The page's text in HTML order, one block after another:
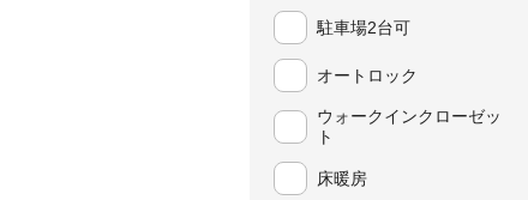
駐車場2台可
オートロック
ウォークインクローゼッ
ト
床暖房